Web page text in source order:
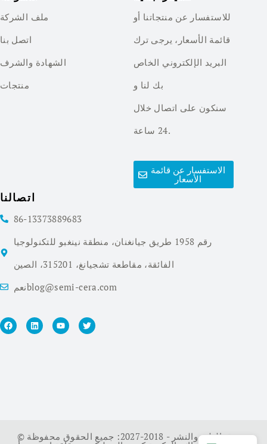
ملف الشركة
اتصل بنا
الشهادة والشرف
منتجات
للاستفسار عن منتجاتنا أو
قائمة الأسعار، يرجى ترك
البريد الإلكتروني الخاص
بك لنا و
سنكون على اتصال خلال
24 ساعة.
الاستفسار عن قائمة
الأسعار
اتصالنا
86-13373889683
رقم 1958 طريق جيانغنان، منطقة نينغبو للتكنولوجيا
الفائقة، مقاطعة تشجيانغ، 315201، الصين
نعمblog@semi-cera.com
© حقوق الطبع والنشر - 2018-2027: جميع الحقوق محفوظة.